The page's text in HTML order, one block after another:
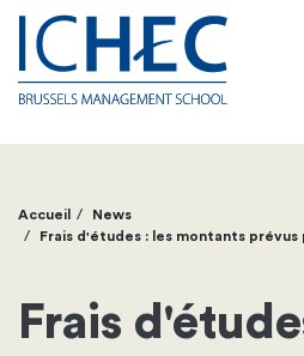
Fil
d'Ariane
Accueil
News
Frais d'études : les montants prévus
Frais